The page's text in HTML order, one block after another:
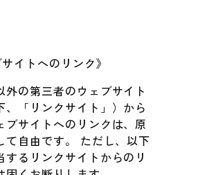
イトへのリンク》
外の第三者のウェブサイト
、「リンクサイト」）から
ブサイトへのリンクは、原
て自由です。 ただし、以下
するリンクサイトからのリ